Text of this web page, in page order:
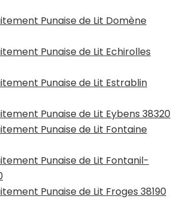
Punaise de Lit Domène
Punaise de Lit Echirolles
Punaise de Lit Estrablin
Punaise de Lit Eybens 38320
Punaise de Lit Fontaine
Punaise de Lit Fontanil-
Punaise de Lit Froges 38190